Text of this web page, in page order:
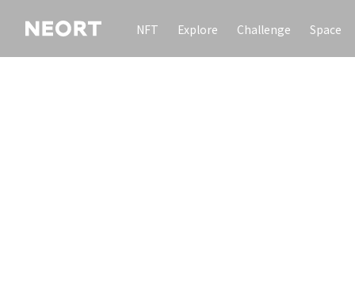
NFT Explore Challenge Space